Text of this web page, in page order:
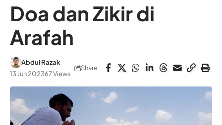
Doa dan Zikir di
Arafah
Abdul Razak
13 Jun 202367 Views
Share